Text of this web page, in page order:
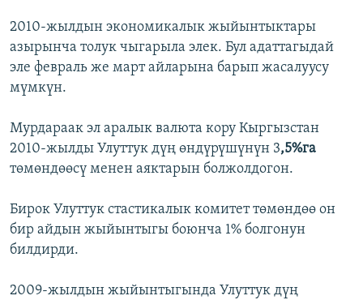
2010-жылдын экономикалык жыйынтыктары
азырынча толук чыгарыла элек. Бул адаттагыдай
эле февраль же март айларына барып жасалуусу
мүмкүн.
Мурдараак эл аралык валюта кору Кыргызстан
2010-жылды Улуттук дүң өндүрүшүнүн 3,5%га
төмөндөөсү менен аяктарын болжолдогон.
Бирок Улуттук стастикалык комитет төмөндөө он
бир айдын жыйынтыгы боюнча 1% болгонун
билдирди.
2009-жылдын жыйынтыгында Улуттук дүң